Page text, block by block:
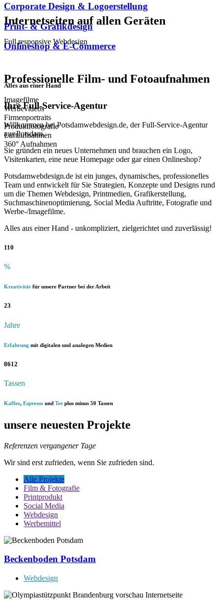
Internetseiten auf allen Geräten
Full responsive Webdesign
Professionelle Film- und Fotoaufnahmen
Imagefilme
Werbevideos
Firmenportraits
Produktfotografie
Luftaufnahmen
360° Aufnahmen
Corporate Design & Logoerstellung
Print- & Grafikdesign
Onlineshop & E-Commerce
Alles aus einer Hand
Ihre Full-Service-Agentur
Willkommen bei Potsdamwebdesign.de, der Full-Service-Agentur
aus Potsdam.
Sie gründen ein neues Unternehmen und brauchen ein Logo,
Visitenkarten, eine neue Homepage oder gar einen Onlineshop?
Potsdamwebdesign.de ist ein junges, dynamisches, professionelles
Team und entwickelt für Sie Strategien, Konzepte und Designs rund
um die Themen Webdesign, Printmedien, Grafikerstellung,
Suchmaschinenoptimierung, Social Media Auftritte, Fotografie und
Werbe-/Imagefilme.
Alles aus einer Hand - unkompliziert, zielgerichtet und zuverlässig!
110
%
Kreativität für unsere Partner bei der Arbeit
23
Jahre
Erfahrung mit digitalen und analogen Medien
8612
Tassen
Kaffee, Espresso und Tee plus minus 50 Tassen
unsere neuesten Projekte
Referenzen vergangener Tage
Wir sind erst zufrieden, wenn Sie zufrieden sind.
Alle Projekte
Film & Fotografie
Printprodukt
Social Media
Webdesign
Werbemittel
Beckenboden Potsdam
Webdesign